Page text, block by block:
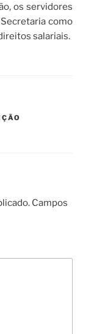
os servidores
como
salariais.
Campos